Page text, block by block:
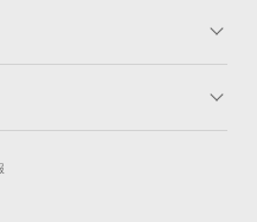
キャンペーン一覧
新車購入